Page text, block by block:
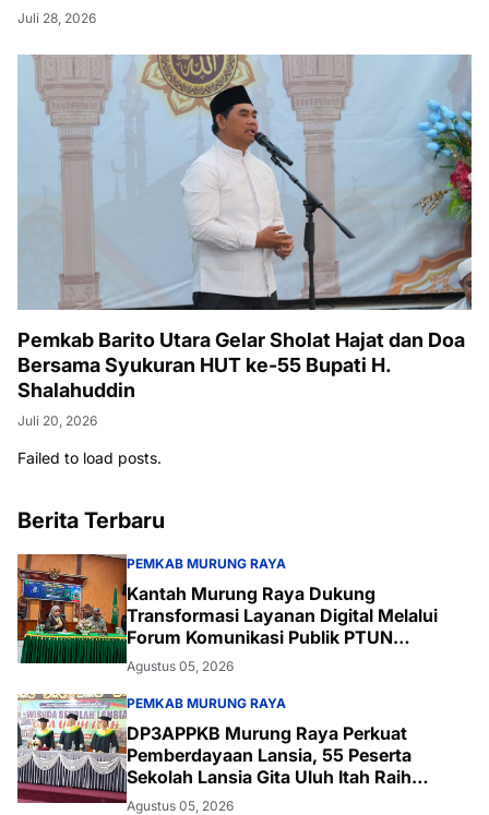
Juli 28, 2026
Pemkab Barito Utara Gelar Sholat Hajat dan Doa
Bersama Syukuran HUT ke-55 Bupati H.
Shalahuddin
Juli 20, 2026
Failed to load posts.
Berita Terbaru
PEMKAB MURUNG RAYA
Kantah Murung Raya Dukung
Transformasi Layanan Digital Melalui
Forum Komunikasi Publik PTUN
Palangka Raya
Agustus 05, 2026
PEMKAB MURUNG RAYA
DP3APPKB Murung Raya Perkuat
Pemberdayaan Lansia, 55 Peserta
Sekolah Lansia Gita Uluh Itah Raih
Kelulusan
Agustus 05, 2026